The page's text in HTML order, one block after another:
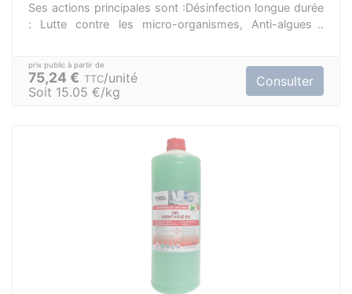
Ses actions principales sont :Désinfection longue durée
: Lutte contre les micro-organismes, Anti-algues :
Stabilisation : Evite la destruction du désinfectant par le
soleil.
75,24 € TTC unité
Soit 15.05 €/kg
Consulter